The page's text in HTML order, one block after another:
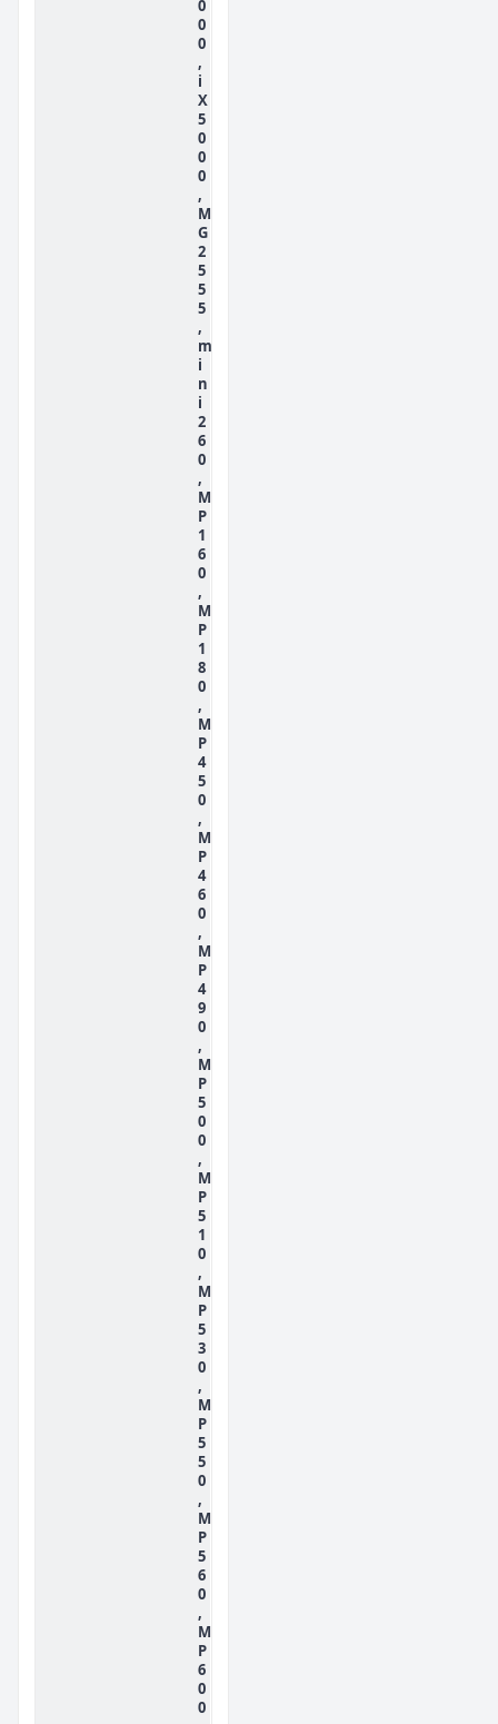
0
0
0
,
i
X
5
0
0
0
,
M
G
2
5
5
5
,
m
i
n
i
2
6
0
,
M
P
1
6
0
,
M
P
1
8
0
,
M
P
4
5
0
,
M
P
4
6
0
,
M
P
4
9
0
,
M
P
5
0
0
,
M
P
5
1
0
,
M
P
5
3
0
,
M
P
5
5
0
,
M
P
5
6
0
,
M
P
6
0
0